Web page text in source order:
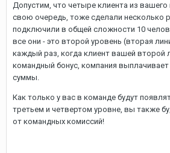
Допустим, что четыре клиента из вашего
свою очередь, тоже сделали несколько
подключили в общей сложности 10
все они - это второй уровень (вторая
каждый раз, когда клиент вашей второй
командный бонус, компания выплачивает
суммы.
Как только у вас в команде будут
третьем и четвертом уровне, вы также
от командных комиссий!